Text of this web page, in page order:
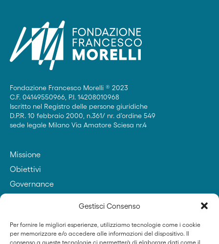
Gestisci Consenso
Per fornire le migliori esperienze, utilizziamo tecnologie come i cookie
per memorizzare e/o accedere alle informazioni del dispositivo. Il
consenso a queste tecnologie ci permetterà di elaborare dati come il
Fondazione Francesco Morelli ® 2023
C.F. 04149550966, P.I. 14208010968
Iscritto nel Registro delle persone giuridiche
D.P.R. 10 febbraio 2000, n.361/ nr. d’ordine 549
sede legale Milano Via Amatore Sciesa nr.4
Missione
Obiettivi
Governance